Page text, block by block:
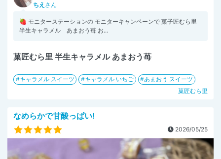
ちえ さん
🍓 モニターステーションの モニターキャンペーンで 菓子匠むら里
半生キャラメル あまおう苺 お...
菓匠むら里 半生キャラメル あまおう苺
キャラメル スイーツ キャラメル いちご
あまおう スイーツ
菓匠むら里
なめらかで甘酸っぱい!
2026/05/25